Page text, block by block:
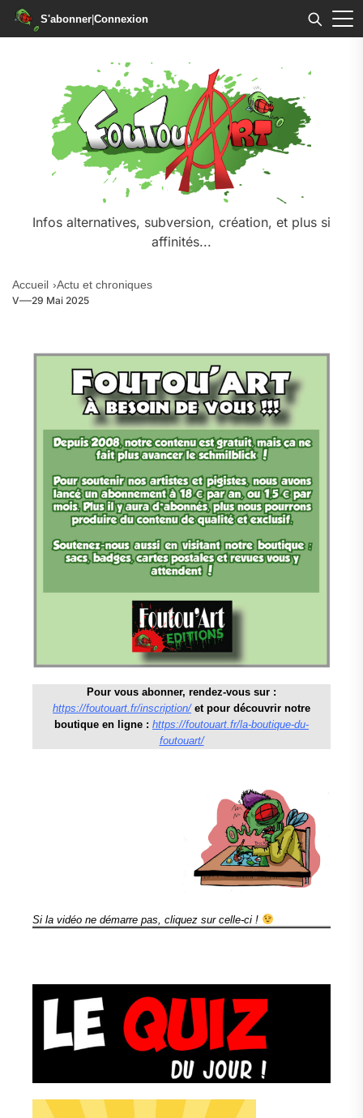
S'abonner|Connexion
Infos alternatives, subversion, création, et plus si
affinités...
Accueil Actu et chroniques
V 29 Mai 2025
Pour vous abonner, rendez-vous sur :
https://foutouart.fr/inscription/ et pour découvrir notre
boutique en ligne : https://foutouart.fr/la-boutique-du-
foutouart/
Si la vidéo ne démarre pas, cliquez sur celle-ci !